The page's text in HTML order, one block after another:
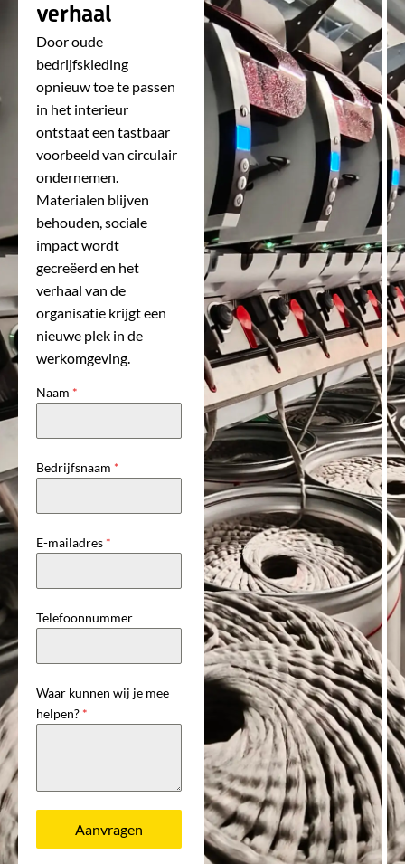
verhaal
Door oude
bedrijfskleding
opnieuw toe te passen
in het interieur
ontstaat een tastbaar
voorbeeld van circulair
ondernemen.
Materialen blijven
behouden, sociale
impact wordt
gecreëerd en het
verhaal van de
organisatie krijgt een
nieuwe plek in de
werkomgeving.
Naam *
Bedrijfsnaam *
E-mailadres *
Telefoonnummer
Waar kunnen wij je mee
helpen? *
Aanvragen